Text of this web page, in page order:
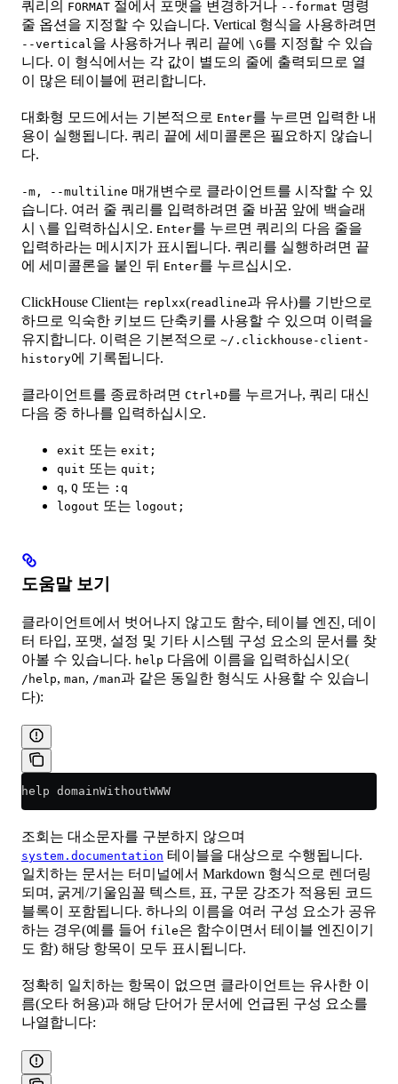
쿼리의 FORMAT 절에서 포맷을 변경하거나 --format 명령
줄 옵션을 지정할 수 있습니다. Vertical 형식을 사용하려면
--vertical을 사용하거나 쿼리 끝에 \G를 지정할 수 있습
니다. 이 형식에서는 각 값이 별도의 줄에 출력되므로 열
이 많은 테이블에 편리합니다.
대화형 모드에서는 기본적으로 Enter를 누르면 입력한 내
용이 실행됩니다. 쿼리 끝에 세미콜론은 필요하지 않습니
다.
-m, --multiline 매개변수로 클라이언트를 시작할 수 있
습니다. 여러 줄 쿼리를 입력하려면 줄 바꿈 앞에 백슬래
시 \ 를 입력하십시오. Enter를 누르면 쿼리의 다음 줄을
입력하라는 메시지가 표시됩니다. 쿼리를 실행하려면 끝
에 세미콜론을 붙인 뒤 Enter를 누르십시오.
ClickHouse Client는 replxx(readline과 유사)를 기반으로
하므로 익숙한 키보드 단축키를 사용할 수 있으며 이력을
유지합니다. 이력은 기본적으로 ~/.clickhouse-client-
history에 기록됩니다.
클라이언트를 종료하려면 Ctrl+D를 누르거나, 쿼리 대신
다음 중 하나를 입력하십시오.
exit 또는 exit;
quit 또는 quit;
q, Q 또는 :q
logout 또는 logout;
도움말 보기
클라이언트에서 벗어나지 않고도 함수, 테이블 엔진, 데이
터 타입, 포맷, 설정 및 기타 시스템 구성 요소의 문서를 찾
아볼 수 있습니다. help 다음에 이름을 입력하십시오(
/help, man, /man과 같은 동일한 형식도 사용할 수 있습니
다):
help domainWithoutWWW
조회는 대소문자를 구분하지 않으며
system.documentation 테이블을 대상으로 수행됩니다.
일치하는 문서는 터미널에서 Markdown 형식으로 렌더링
되며, 굵게/기울임꼴 텍스트, 표, 구문 강조가 적용된 코드
블록이 포함됩니다. 하나의 이름을 여러 구성 요소가 공유
하는 경우(예를 들어 file은 함수이면서 테이블 엔진이기
도 함) 해당 항목이 모두 표시됩니다.
정확히 일치하는 항목이 없으면 클라이언트는 유사한 이
름(오타 허용)과 해당 단어가 문서에 언급된 구성 요소를
나열합니다: